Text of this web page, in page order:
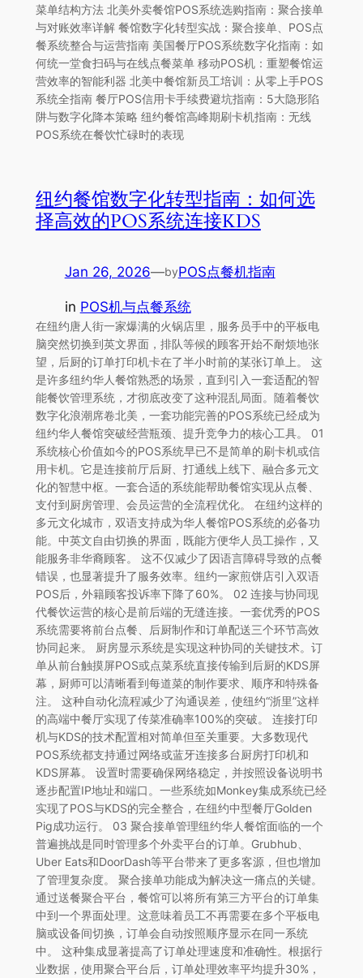
菜单结构方法 北美外卖餐馆POS系统选购指南：聚合接单
与对账效率详解 餐馆数字化转型实战：聚合接单、POS点
餐系统整合与运营指南 美国餐厅POS系统数字化指南：如
何统一堂食扫码与在线点餐菜单 移动POS机：重塑餐馆运
营效率的智能利器 北美中餐馆新员工培训：从零上手POS
系统全指南 餐厅POS信用卡手续费避坑指南：5大隐形陷
阱与数字化降本策略 纽约餐馆高峰期刷卡机指南：无线
POS系统在餐饮忙碌时的表现
纽约餐馆数字化转型指南：如何选
择高效的POS系统连接KDS
Jan 26, 2026—byPOS点餐机指南
in POS机与点餐系统
在纽约唐人街一家爆满的火锅店里，服务员手中的平板电
脑突然切换到英文界面，排队等候的顾客开始不耐烦地张
望，后厨的订单打印机卡在了半小时前的某张订单上。 这
是许多纽约华人餐馆熟悉的场景，直到引入一套适配的智
能餐饮管理系统，才彻底改变了这种混乱局面。随着餐饮
数字化浪潮席卷北美，一套功能完善的POS系统已经成为
纽约华人餐馆突破经营瓶颈、提升竞争力的核心工具。 01
系统核心价值如今的POS系统早已不是简单的刷卡机或信
用卡机。它是连接前厅后厨、打通线上线下、融合多元文
化的智慧中枢。一套合适的系统能帮助餐馆实现从点餐、
支付到厨房管理、会员运营的全流程优化。 在纽约这样的
多元文化城市，双语支持成为华人餐馆POS系统的必备功
能。中英文自由切换的界面，既能方便华人员工操作，又
能服务非华裔顾客。 这不仅减少了因语言障碍导致的点餐
错误，也显著提升了服务效率。纽约一家煎饼店引入双语
POS后，外籍顾客投诉率下降了60%。 02 连接与协同现
代餐饮运营的核心是前后端的无缝连接。一套优秀的POS
系统需要将前台点餐、后厨制作和订单配送三个环节高效
协同起来。 厨房显示系统是实现这种协同的关键技术。订
单从前台触摸屏POS或点菜系统直接传输到后厨的KDS屏
幕，厨师可以清晰看到每道菜的制作要求、顺序和特殊备
注。 这种自动化流程减少了沟通误差，使纽约“浙里”这样
的高端中餐厅实现了传菜准确率100%的突破。 连接打印
机与KDS的技术配置相对简单但至关重要。大多数现代
POS系统都支持通过网络或蓝牙连接多台厨房打印机和
KDS屏幕。 设置时需要确保网络稳定，并按照设备说明书
逐步配置IP地址和端口。一些系统如Monkey集成系统已经
实现了POS与KDS的完全整合，在纽约中型餐厅Golden
Pig成功运行。 03 聚合接单管理纽约华人餐馆面临的一个
普遍挑战是同时管理多个外卖平台的订单。Grubhub、
Uber Eats和DoorDash等平台带来了更多客源，但也增加
了管理复杂度。 聚合接单功能成为解决这一痛点的关键。
通过送餐聚合平台，餐馆可以将所有第三方平台的订单集
中到一个界面处理。这意味着员工不再需要在多个平板电
脑或设备间切换，订单会自动按照顺序显示在同一系统
中。 这种集成显著提高了订单处理速度和准确性。根据行
业数据，使用聚合平台后，订单处理效率平均提升30%，